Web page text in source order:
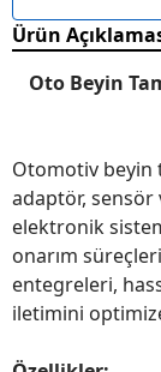
Ürün
Oto Beyin
Otomotiv beyin
adaptör, sensör
elektronik
onarım
entegreleri,
iletimini